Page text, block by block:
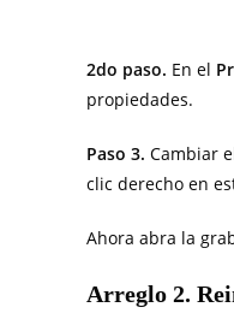
2do paso. En el
propiedades.
Paso 3. Cambiar
clic derecho en
Ahora abra la
Arreglo 2.